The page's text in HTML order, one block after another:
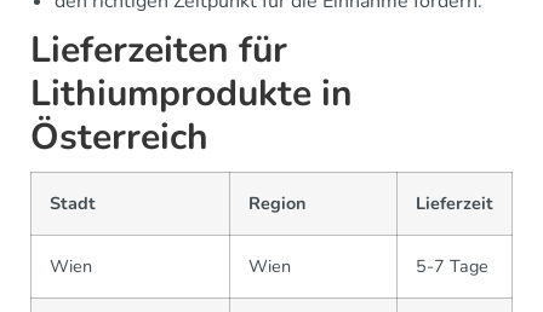
Lieferzeiten für
Lithiumprodukte in
Österreich
Stadt Region Lieferzeit
Wien Wien 5-7 Tage